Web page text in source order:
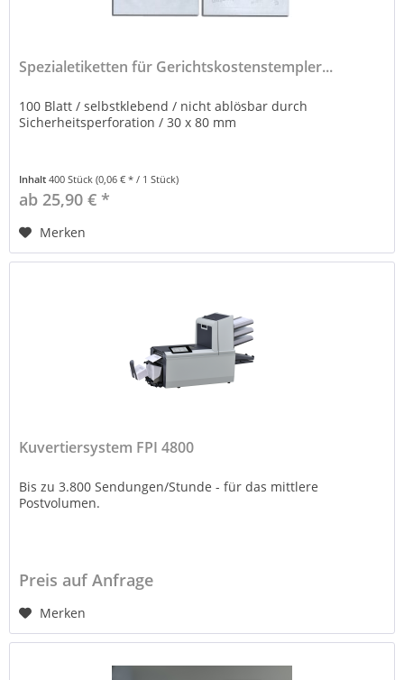
Spezialetiketten für Gerichtskostenstempler...
100 Blatt / selbstklebend / nicht ablösbar durch
Sicherheitsperforation / 30 x 80 mm
Inhalt400 Stück(0,06 € * / 1 Stück)
ab 25,90 € *
Merken
Kuvertiersystem FPI 4800
Bis zu 3.800 Sendungen/Stunde - für das mittlere
Postvolumen.
Preis auf Anfrage
Merken